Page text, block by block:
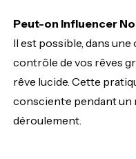
Peut-on Influencer
Il est possible, dans
contrôle de vos rêves
rêve lucide. Cette
conscient·e pendant
déroulement.